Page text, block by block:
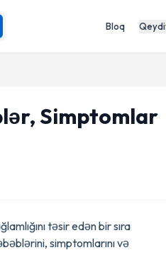
Bloq
Simptomlar
təsir edən bir sıra
simptomlarını və